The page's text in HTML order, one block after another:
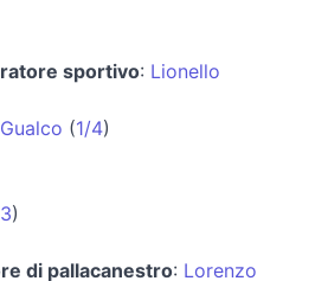
sportivo: Lionello
(1/4)
)
di pallacanestro: Lorenzo